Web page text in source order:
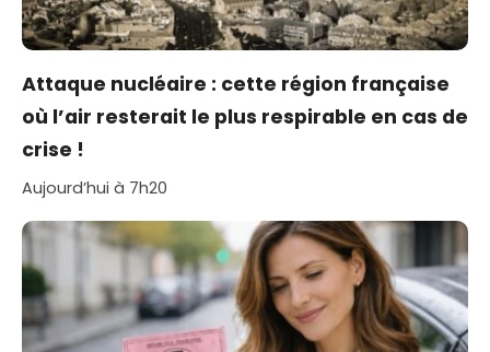
Attaque nucléaire : cette région française
où l’air resterait le plus respirable en cas de
crise !
Aujourd’hui à 7h20